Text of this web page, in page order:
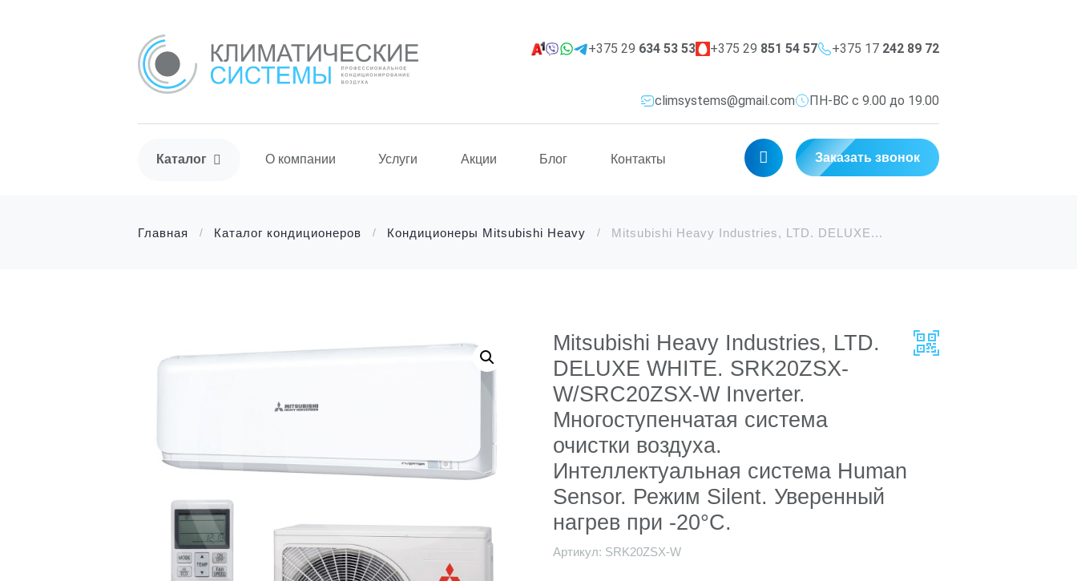
+375 29 634 53 53 +375 29 851 54 57 +375 17 242 89 72
climsystems@gmail.com ПН-ВС с 9.00 до 19.00
Каталог О компании Услуги Акции Блог Контакты Заказать звонок
Главная Каталог кондиционеров Кондиционеры Mitsubishi Heavy Mitsubishi Heavy Industries, LTD. DELUXE...
Mitsubishi Heavy Industries, LTD.
DELUXE WHITE. SRK20ZSX-
W/SRC20ZSX-W Inverter.
Многоступенчатая система
очистки воздуха.
Интеллектуальная система Human
Sensor. Режим Silent. Уверенный
нагрев при -20°С.
Артикул: SRK20ZSX-W